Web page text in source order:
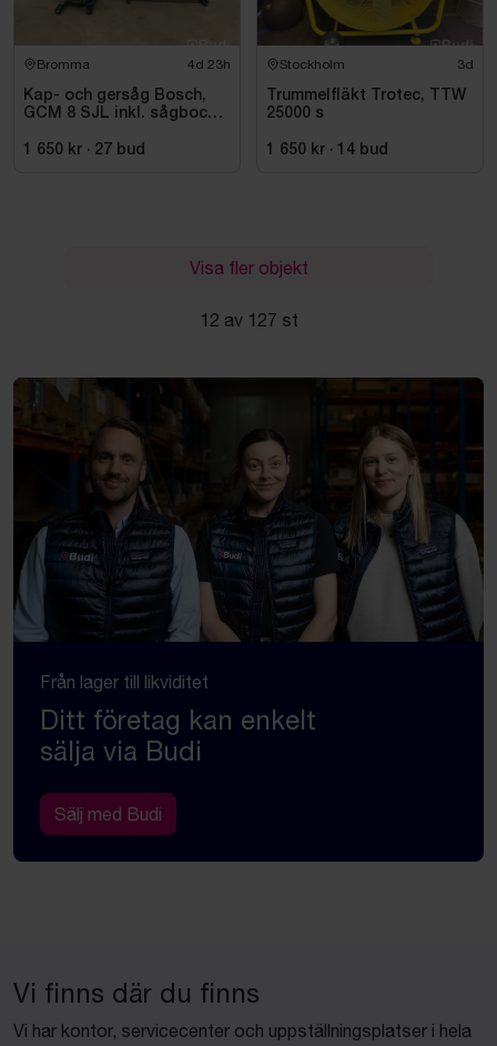
Bromma 4d 23h
Kap- och gersåg Bosch,
GCM 8 SJL inkl. sågbock
1 650 kr · 27 bud
Stockholm 3d
Trummelfläkt Trotec, TTW
25000 s
1 650 kr · 14 bud
Visa fler objekt
12 av 127 st
Från lager till likviditet
Ditt företag kan enkelt
sälja via Budi
Sälj med Budi
Vi finns där du finns
Vi har kontor, servicecenter och uppställningsplatser i hela